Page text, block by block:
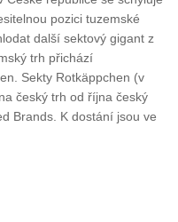
pozici tuzemské
další sektový gigant z
trh přichází
Sekty Rotkäppchen (v
český trh od října český
Brands. K dostání jsou ve